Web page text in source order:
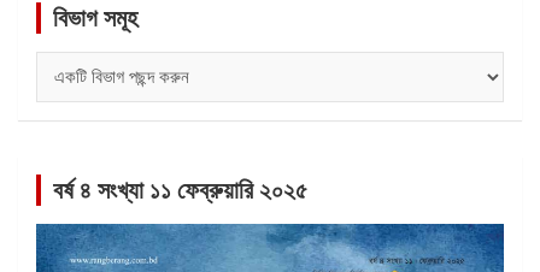
বিভাগ সমূহ
সমূহ
বর্ষ ৪ সংখ্যা ১১ ফেব্রুয়ারি ২০২৫